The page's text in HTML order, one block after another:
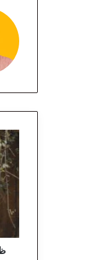
ظ
ه
ر
ف